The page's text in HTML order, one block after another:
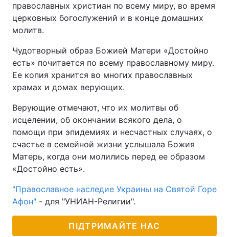
православных христиан по всему миру, во время
церковных богослужений и в конце домашних
молитв.
Чудотворный образ Божией Матери «Достойно
есть» почитается по всему православному миру.
Ее копия хранится во многих православных
храмах и домах верующих.
Верующие отмечают, что их молитвы об
исцелении, об окончании всякого дела, о
помощи при эпидемиях и несчастных случаях, о
счастье в семейной жизни услышала Божия
Матерь, когда они молились перед ее образом
«Достойно есть».
"Православное наследие Украины на Святой Горе
Афон" - для "УНИАН-Религии".
ПІДТРИМАЙТЕ НАС